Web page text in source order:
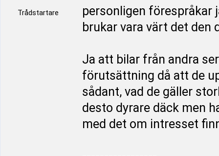
Trådstartare
personligen förespråkar
brukar vara värt det den
Ja att bilar från andra
förutsättning då att de
sådant, vad de gäller
desto dyrare däck men
med det om intresset